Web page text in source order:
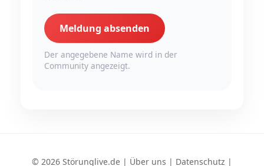
Meldung absenden
Der angegebene Name wird in der
Community angezeigt.
© 2026 Störunglive.de | Über uns | Datenschutz |